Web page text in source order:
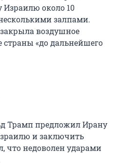
Израилю около 10
залпами.
воздушное
страны «до дальнейшего
Трамп предложил Ирану
и заключить
что недоволен ударами